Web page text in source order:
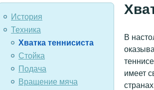
История
Техника
Хватка теннисиста
Стойка
Подача
Вращение мяча
В
имеет